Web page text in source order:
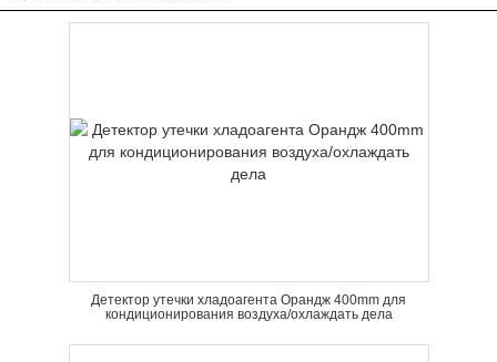
Детектор утечки хладоагента Орандж 400mm для
кондиционирования воздуха/охлаждать дела